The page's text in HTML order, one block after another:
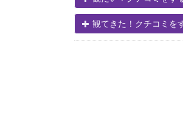
観てきた！クチコミを